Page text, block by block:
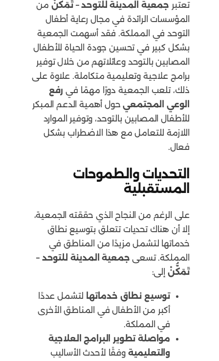
تعتبر جمعية المدينة للتوحد – تَمَكُّنْ من
المؤسسات الرائدة في مجال رعاية أطفال
التوحد في المملكة. فقد أسهمت الجمعية
بشكل كبير في تحسين جودة الحياة للأطفال
المصابين بالتوحد وعائلاتهم من خلال توفير
برامج علاجية وتعليمية متكاملة. علاوة على
ذلك، تلعب الجمعية دورًا مهمًا في رفع
الوعي المجتمعيحول أهمية الدعم المبكر
للأطفال المصابين بالتوحد، وتوفير الموارد
اللازمة للتعامل مع هذا الاضطراب بشكل
فعال.
التحديات والطموحات
المستقبلية
على الرغم من النجاح الذي حققته الجمعية،
إلا أن هناك تحديات تتعلق بتوسيع نطاق
خدماتها لتشمل مزيدًا من المناطق في
المملكة. تسعى جمعية المدينة للتوحد –
تَمَكُّنْ إلى:
توسيع نطاق خدماتها لتشمل عددًا
أكبر من الأطفال في المناطق الأخرى
في المملكة.
مواصلة تطوير البرامج العلاجية
والتعليمية وفقًا لأحدث الأساليب